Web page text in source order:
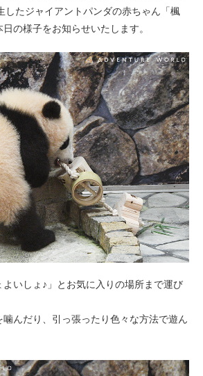
したジャイアントパンダの赤ちゃん「楓
の様子をお知らせいたします。
よいしょ♪」とお気に入りの場所まで運び
んだり、引っ張ったり色々な方法で遊ん